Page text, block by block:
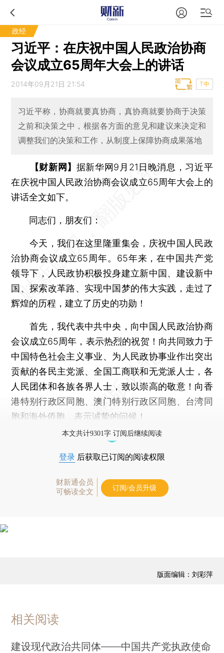
政经
习近平：在庆祝中国人民政治协商
会议成立65周年大会上的讲话
2014年09月21日 21:54 T中
习近平称，协商就要真协商，真协商就要协商于决策
之前和决策之中，根据各方面的意见和建议来决定和
调整我们的决策和工作，从制度上保障协商成果落地
【财新网】 据新华网9月21日晚消息，习近平
在庆祝中国人民政治协商会议成立65周年大会上的
讲话全文如下。
同志们，朋友们：
今天，我们在这里隆重集会，庆祝中国人民政
治协商会议成立65周年。65年来，在中国共产党
领导下，人民政协积极投身建立新中国、建设新中
国、探索改革路、实现中国梦的伟大实践，走过了
辉煌的历程，建立了历史的功勋！
首先，我代表中共中央，向中国人民政治协商
会议成立65周年，表示热烈的祝贺！向共同致力于
中国特色社会主义事业、为人民政协事业作出突出
贡献的各民主党派、全国工商联和无党派人士，各
人民团体和各族各界人士，致以崇高的敬意！向香
港特别行政区同胞、澳门特别行政区同胞、台湾同
胞和海外侨胞，表示诚挚的问候！
本文共计9301字 订阅后继续阅读
登录 后获取已订阅的阅读权限
财新通会员
可畅读全文
订阅/会员升级
版面编辑：刘彩萍
相关阅读
建设现代政治共同体——中国共产党执政使命